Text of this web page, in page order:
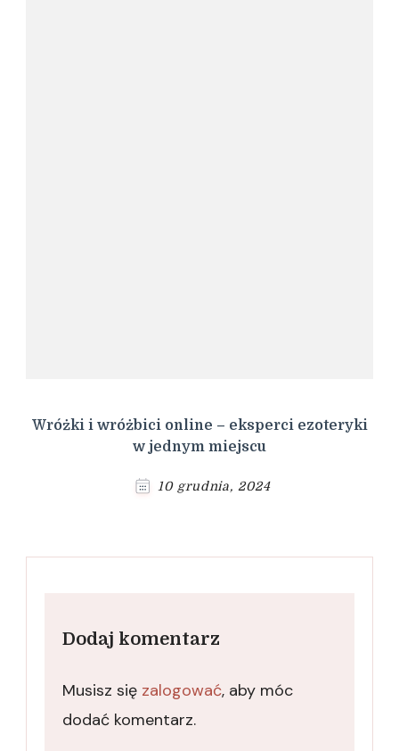
Wróżki i wróżbici online – eksperci ezoteryki
w jednym miejscu
10 grudnia, 2024
Dodaj komentarz
Musisz się zalogować, aby móc
dodać komentarz.